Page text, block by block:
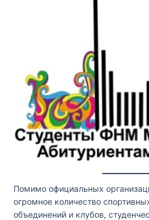
Помимо официальных
огромное количество
объединений и клубов,